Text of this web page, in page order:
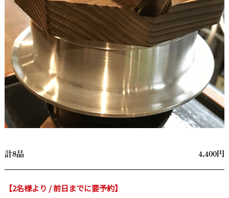
計8品 4,400円
【2名様より / 前日までに要予約】